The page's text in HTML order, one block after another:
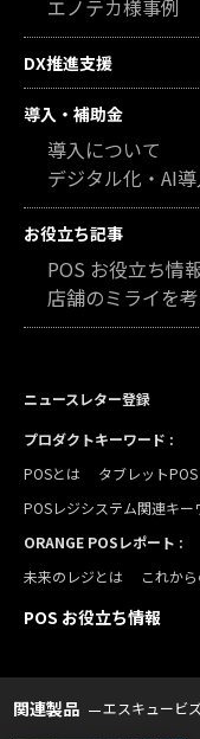
エノテカ様事例
DX推進支援
導入・補助金
導入について
デジタル化・AI
お役立ち記事
POS お役立ち情
店舗のミライを
ニュースレター登録
プロダクトキーワード :
POSとは
タブレット
POSレジシステム関連キー
ORANGE POSレポート :
未来のレジとは
これか
POS お役立ち情報
関連製品 エスキュービ